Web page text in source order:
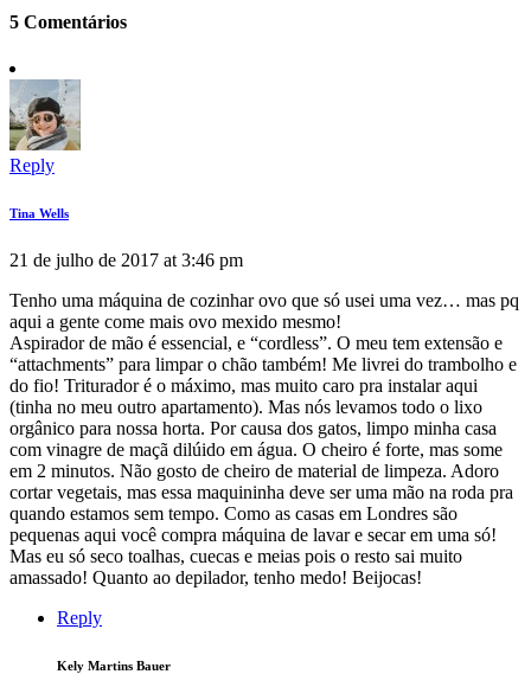
5 Comentários
Reply
Tina Wells
21 de julho de 2017 at 3:46 pm
Tenho uma máquina de cozinhar ovo que só usei uma vez… mas pq
aqui a gente come mais ovo mexido mesmo!
Aspirador de mão é essencial, e “cordless”. O meu tem extensão e
“attachments” para limpar o chão também! Me livrei do trambolho e
do fio! Triturador é o máximo, mas muito caro pra instalar aqui
(tinha no meu outro apartamento). Mas nós levamos todo o lixo
orgânico para nossa horta. Por causa dos gatos, limpo minha casa
com vinagre de maçã dilúido em água. O cheiro é forte, mas some
em 2 minutos. Não gosto de cheiro de material de limpeza. Adoro
cortar vegetais, mas essa maquininha deve ser uma mão na roda pra
quando estamos sem tempo. Como as casas em Londres são
pequenas aqui você compra máquina de lavar e secar em uma só!
Mas eu só seco toalhas, cuecas e meias pois o resto sai muito
amassado! Quanto ao depilador, tenho medo! Beijocas!
Reply
Kely Martins Bauer